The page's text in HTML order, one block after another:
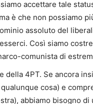
accettare tale
è che non possiamo
assoluto del
Così siamo
comunista di
della 4PT. Se ancora
cosa) e
abbiamo bisogno